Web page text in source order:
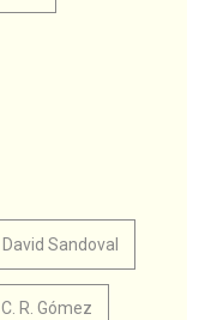
David Sandoval
C. R. Gómez